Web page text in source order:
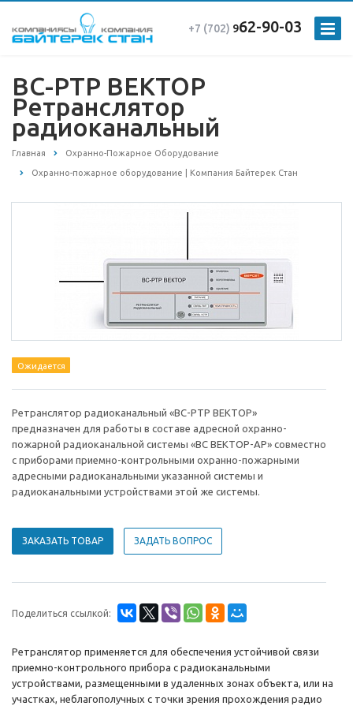
+7 (702) 962-90-03
ВС-РТР ВЕКТОР
Ретранслятор
радиоканальный
Главная Охранно-Пожарное Оборудование
Охранно-пожарное оборудование | Компания Байтерек Стан
Ожидается
Ретранслятор радиоканальный «ВС-РТР ВЕКТОР»
предназначен для работы в составе адресной охранно-
пожарной радиоканальной системы «ВС ВЕКТОР-АР» совместно
с приборами приемно-контрольными охранно-пожарными
адресными радиоканальными указанной системы и
радиоканальными устройствами этой же системы.
ЗАКАЗАТЬ ТОВАР ЗАДАТЬ ВОПРОС
Поделиться ссылкой:
Ретранслятор применяется для обеспечения устойчивой связи
приемно-контрольного прибора с радиоканальными
устройствами, размещенными в удаленных зонах объекта, или на
участках, неблагополучных с точки зрения прохождения радио